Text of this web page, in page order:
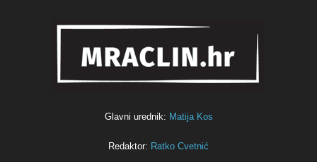
Glavni urednik: Matija Kos
Redaktor: Ratko Cvetnić